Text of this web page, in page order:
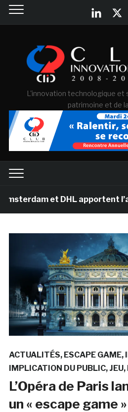
L'innovation technologique et
patrimoine et de
et DHL apportent l’art
ACTUALITÉS ESCAPE GAME
IMPLICATION DU PUBLIC JEU
L’Opéra de Paris
un « escape game